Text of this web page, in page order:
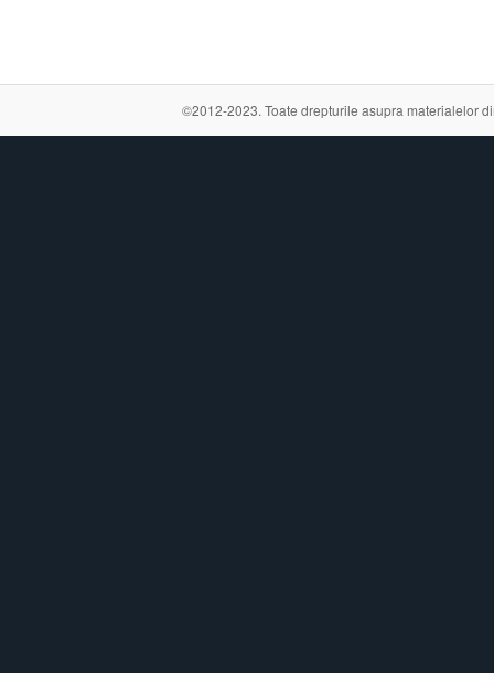
©2012-2023. Toate drepturile asupra materialelor